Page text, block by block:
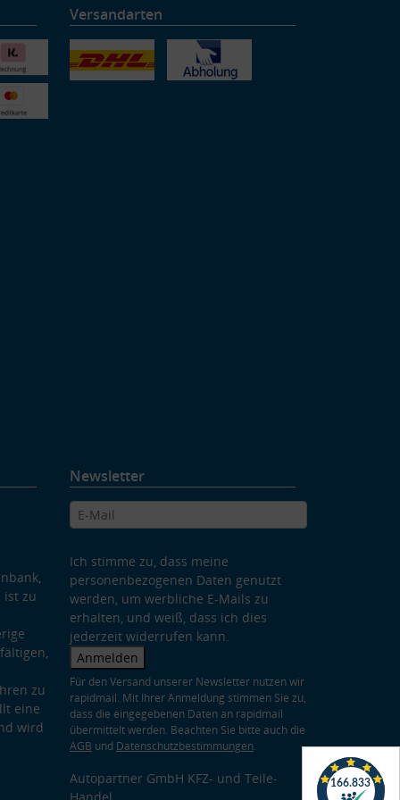
Versandarten
ist zu
zu
eine
wird
Newsletter
Ich stimme zu, dass meine
personenbezogenen Daten genutzt
werden, um werbliche E-Mails zu
erhalten, und weiß, dass ich dies
jederzeit widerrufen kann.
Anmelden
Für den Versand unserer Newsletter nutzen wir
rapidmail. Mit Ihrer Anmeldung stimmen Sie zu,
dass die eingegebenen Daten an rapidmail
übermittelt werden. Beachten Sie bitte auch die
AGB und Datenschutzbestimmungen.
Autopartner GmbH KFZ- und Teile-